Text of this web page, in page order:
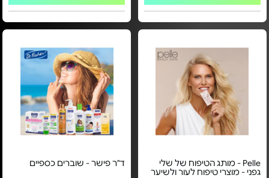
Pelle - מותג הטיפוח של שלי
גפני - מוצרי טיפוח לעור ולשיער
ד"ר פישר - שוברים כספיים